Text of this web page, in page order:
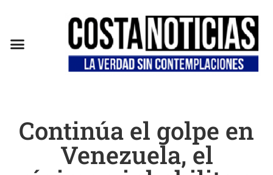
Continúa el golpe en
Venezuela, el